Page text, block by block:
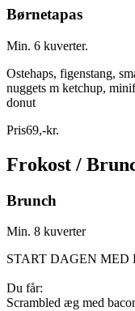
Børnetapas
Min. 6 kuverter.
Ostehaps, figenstang,
nuggets m ketchup,
donut
Pris69,-kr.
Frokost /
Brunch
Min. 8 kuverter
START DAGEN
Du får:
Scrambled æg med